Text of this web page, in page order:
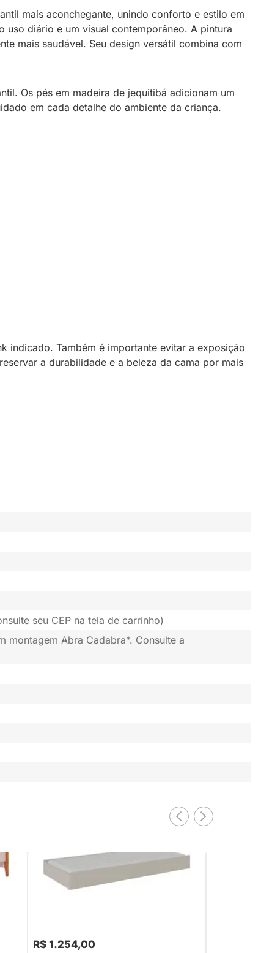
mais aconchegante, unindo conforto e estilo em
uso diário e um visual contemporâneo. A pintura
mais saudável. Seu design versátil combina com
Os pés em madeira de jequitibá adicionam um
em cada detalhe do ambiente da criança.
indicado. Também é importante evitar a exposição
a durabilidade e a beleza da cama por mais
seu CEP na tela de carrinho)
montagem Abra Cadabra*. Consulte a
Pés
Cama Auxiliar Tropicando Link Papaya
Infantil MDF - Areia
R$ 1.254,00